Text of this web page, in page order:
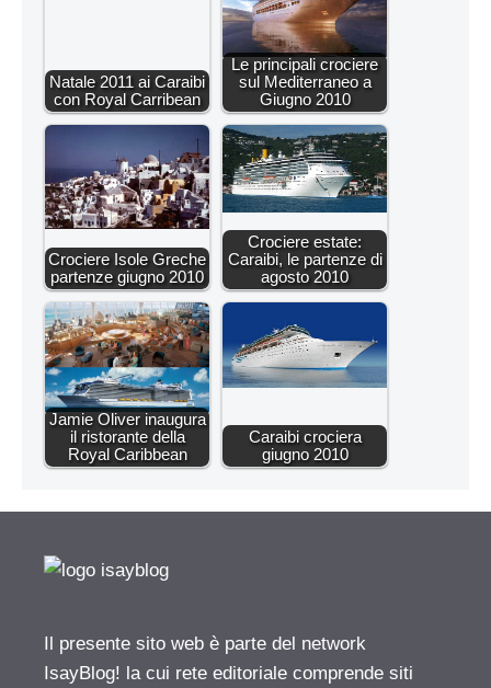
Natale 2011 ai Caraibi
con Royal Carribean
Le principali crociere
sul Mediterraneo a
Giugno 2010
Crociere Isole Greche
partenze giugno 2010
Crociere estate:
Caraibi, le partenze di
agosto 2010
Jamie Oliver inaugura
il ristorante della
Royal Caribbean
Caraibi crociera
giugno 2010
Il presente sito web è parte del network
IsayBlog! la cui rete editoriale comprende siti